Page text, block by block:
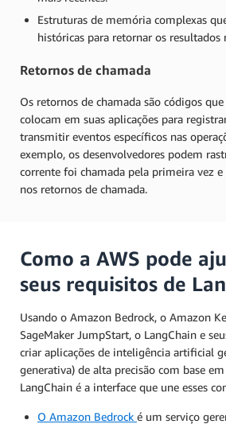
Estruturas de memória complexas
históricas para retornar os resultados
Retornos de chamada
Os retornos de chamada são códigos
colocam em suas aplicações para
transmitir eventos específicos nas
exemplo, os desenvolvedores podem
corrente foi chamada pela primeira vez e
nos retornos de chamada.
Como a AWS pode
seus requisitos de
Usando o Amazon Bedrock, o Amazon
SageMaker JumpStart, o LangChain e
criar aplicações de inteligência artificial
generativa) de alta precisão com base
LangChain é a interface que une esses
O Amazon Bedrock é um serviço